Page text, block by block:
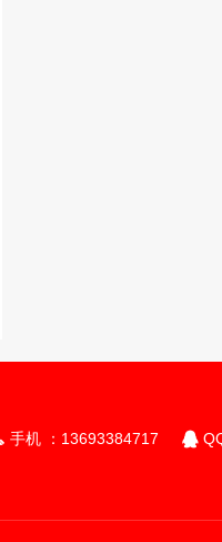
手机 ：13693384717 